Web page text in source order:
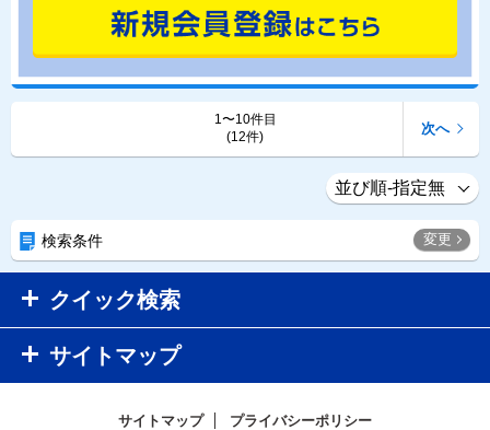
1〜10件目
(12件)
次へ
検索条件 変更
クイック検索
サイトマップ
サイトマップ プライバシーポリシー